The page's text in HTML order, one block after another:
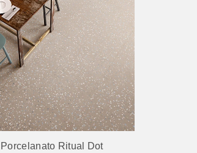
CREMA MARFIL
CREMA MARFIL
Porcelanato Ritual Dot